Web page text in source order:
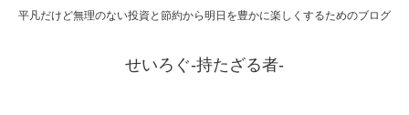
平凡だけど無理のない投資と節約から明日を豊かに楽しくするためのブログ
せいろぐ-持たざる者-